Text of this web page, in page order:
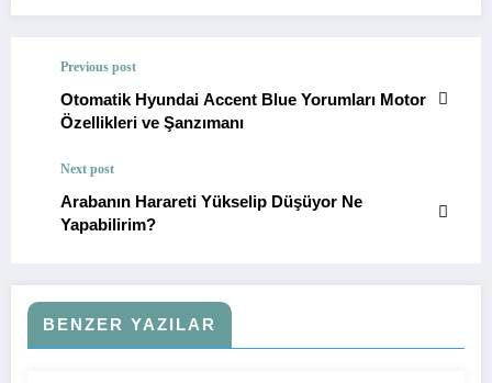
Previous post
Otomatik Hyundai Accent Blue Yorumları Motor
Özellikleri ve Şanzımanı
Next post
Arabanın Harareti Yükselip Düşüyor Ne
Yapabilirim?
BENZER YAZILAR